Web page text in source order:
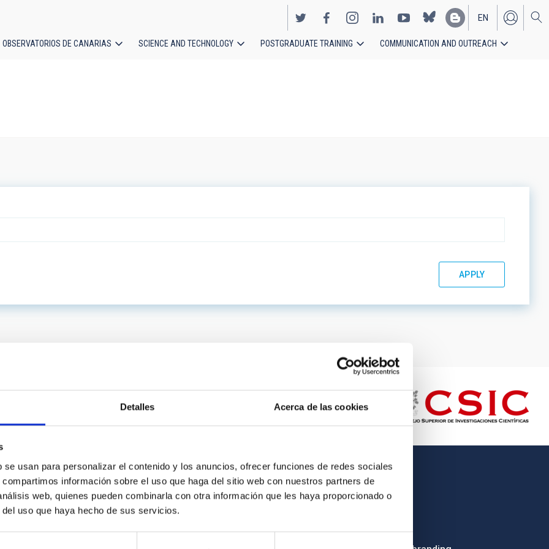
Detalles Acerca de las cookies
usan para personalizar el contenido y los anuncios, ofrecer funciones de redes sociales
información sobre el uso que haga del sitio web con nuestros partners de
web, quienes pueden combinarla con otra información que les haya proporcionado o
uso que haya hecho de sus servicios.
EN
ES
OBSERVATORIOS DE CANARIAS SCIENCE AND TECHNOLOGY POSTGRADUATE TRAINING COMMUNICATION AND OUTREACH
IAC PORTAL
Sitemap
Privacy policy
OTHER LINKS
Tenders